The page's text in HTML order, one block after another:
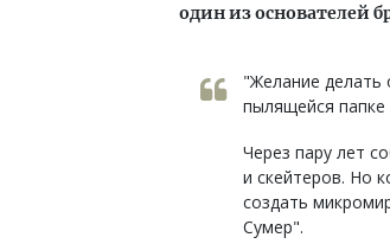
один из основателей
"Желание делать
пылящейся
Через пару лет
и скейтеров. Но
создать
Сумер".